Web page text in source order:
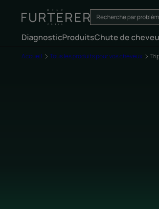
DiagnosticProduitsChute de
Accueil Tous les produits pour vos cheveux